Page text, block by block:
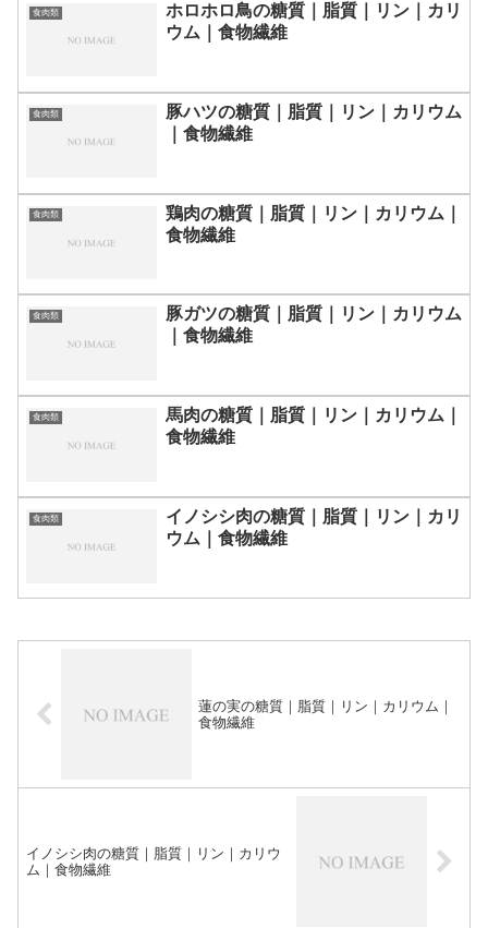
食肉類
ホロホロ鳥の糖質｜脂質｜リン｜カリ
ウム｜食物繊維
食肉類
豚ハツの糖質｜脂質｜リン｜カリウム
｜食物繊維
食肉類
鶏肉の糖質｜脂質｜リン｜カリウム｜
食物繊維
食肉類
豚ガツの糖質｜脂質｜リン｜カリウム
｜食物繊維
食肉類
馬肉の糖質｜脂質｜リン｜カリウム｜
食物繊維
食肉類
イノシシ肉の糖質｜脂質｜リン｜カリ
ウム｜食物繊維
蓮の実の糖質｜脂質｜リン｜カリウム｜
食物繊維
イノシシ肉の糖質｜脂質｜リン｜カリウ
ム｜食物繊維